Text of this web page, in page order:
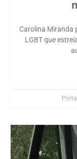
Carolina Miranda
LGBT que